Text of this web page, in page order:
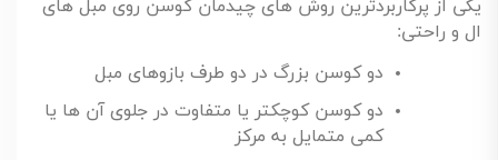
یکی از پرکاربردترین روش های چیدمان کوسن روی مبل های
ال و راحتی:
دو کوسن بزرگ در دو طرف بازوهای مبل
دو کوسن کوچکتر یا متفاوت در جلوی آن ها یا
کمی متمایل به مرکز